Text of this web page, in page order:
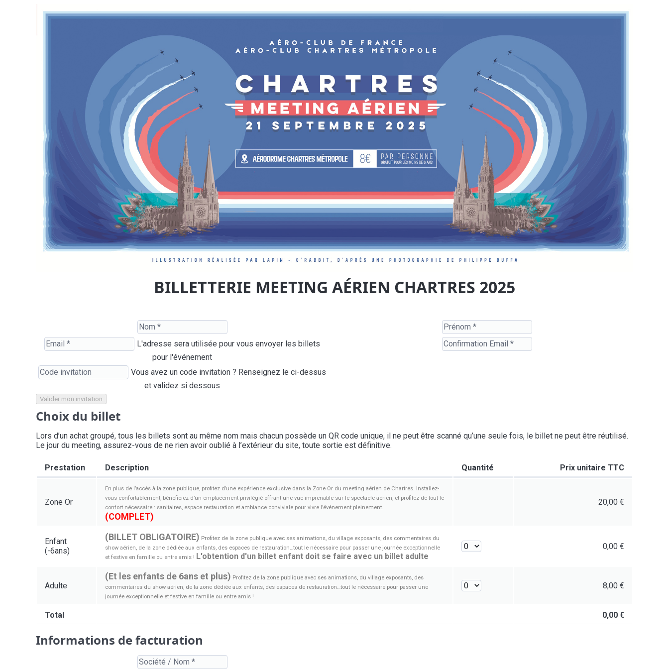
BILLETTERIE MEETING AÉRIEN CHARTRES 2025
L'adresse sera utilisée pour vous envoyer les billets
pour l'événement
Vous avez un code invitation ? Renseignez le ci-dessus
et validez si dessous
Valider mon invitation
Choix du billet
Lors d’un achat groupé, tous les billets sont au même nom mais chacun possède un QR code unique, il ne peut être scanné qu’une seule fois, le billet ne peut être réutilisé.
Le jour du meeting, assurez-vous de ne rien avoir oublié à l’extérieur du site, toute sortie est définitive.
Prestation Description Quantité Prix unitaire TTC
Zone Or
En plus de l’accès à la zone publique, profitez d’une expérience exclusive dans la Zone Or du meeting aérien de Chartres. Installez-
vous confortablement, bénéficiez d’un emplacement privilégié offrant une vue imprenable sur le spectacle aérien, et profitez de tout le
confort nécessaire : sanitaires, espace restauration et ambiance conviviale pour vivre l’événement pleinement.
(COMPLET)
20,00 €
Enfant
(-6ans)
(BILLET OBLIGATOIRE) Profitez de la zone publique avec ses animations, du village exposants, des commentaires du
show aérien, de la zone dédiée aux enfants, des espaces de restauration…tout le nécessaire pour passer une journée exceptionnelle
et festive en famille ou entre amis ! L'obtention d'un billet enfant doit se faire avec un billet adulte
0,00 €
Adulte
(Et les enfants de 6ans et plus) Profitez de la zone publique avec ses animations, du village exposants, des
commentaires du show aérien, de la zone dédiée aux enfants, des espaces de restauration…tout le nécessaire pour passer une
journée exceptionnelle et festive en famille ou entre amis !
8,00 €
Total 0,00 €
Informations de facturation